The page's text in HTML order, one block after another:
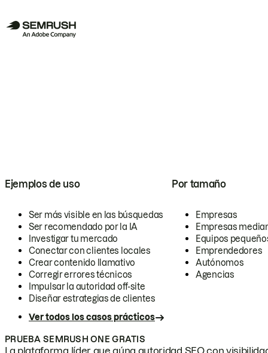
Ejemplos de uso
Ser más visible en las búsquedas
Ser recomendado por la IA
Investigar tu mercado
Conectar con clientes locales
Crear contenido llamativo
Corregir errores técnicos
Impulsar la autoridad off-site
Diseñar estrategias de clientes
Ver todos los casos prácticos
Por tamaño
Empresas
Empresas
Equipos
Emprendedores
Autónomos
Agencias
PRUEBA SEMRUSH ONE GRATIS
La plataforma líder que aúna autoridad SEO con